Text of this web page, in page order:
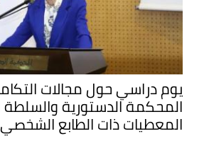
يوم دراسي حول مجالات
المحكمة الدستورية والسلطة
المعطيات ذات الطابع الشخصي